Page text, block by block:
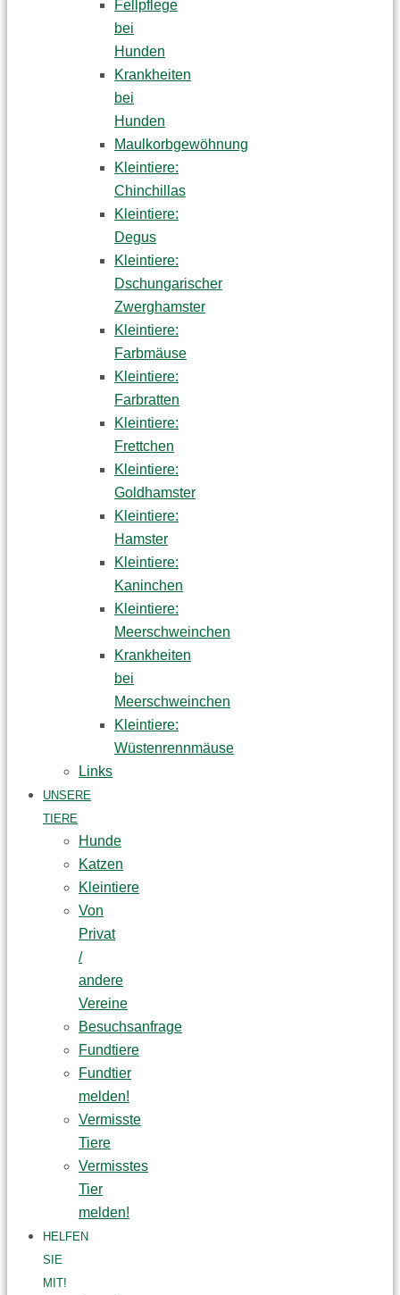
Fellpflege
bei
Hunden
Krankheiten
bei
Hunden
Maulkorbgewöhnung
Kleintiere:
Chinchillas
Kleintiere:
Degus
Kleintiere:
Dschungarischer
Zwerghamster
Kleintiere:
Farbmäuse
Kleintiere:
Farbratten
Kleintiere:
Frettchen
Kleintiere:
Goldhamster
Kleintiere:
Hamster
Kleintiere:
Kaninchen
Kleintiere:
Meerschweinchen
Krankheiten
bei
Meerschweinchen
Kleintiere:
Wüstenrennmäuse
Links
UNSERE
TIERE
Hunde
Katzen
Kleintiere
Von
Privat
/
andere
Vereine
Besuchsanfrage
Fundtiere
Fundtier
melden!
Vermisste
Tiere
Vermisstes
Tier
melden!
HELFEN
SIE
MIT!